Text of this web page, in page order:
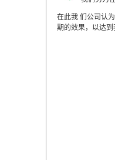
在此我 们公司认
期的效果，以达到